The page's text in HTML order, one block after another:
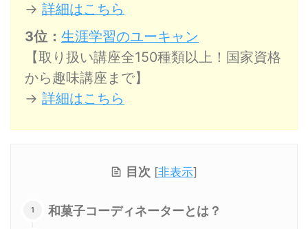
→ 詳細はこちら
3位： 生涯学習のユーキャン
【取り扱い講座全150種類以上！国家資格
から趣味講座まで】
→ 詳細はこちら
目次 [非表示]
和菓子コーディネーターとは？